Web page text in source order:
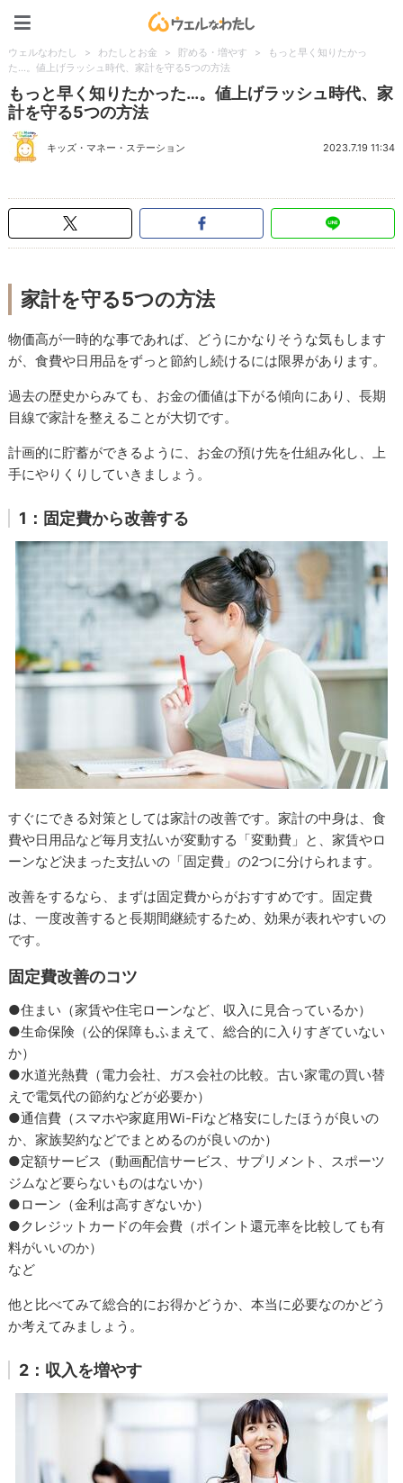
ウェルなわたし > わたしとお金 > 貯める・増やす >
もっと早く知りたかっ
た…。値上げラッシュ時代、家計を守る5つの方法
もっと早く知りたかった…。値上げラッシュ時代、家
計を守る5つの方法
キッズ・マネー・ステーション 2023.7.19 11:34
家計を守る5つの方法
物価高が一時的な事であれば、どうにかなりそうな気もします
が、食費や日用品をずっと節約し続けるには限界があります。
過去の歴史からみても、お金の価値は下がる傾向にあり、長期
目線で家計を整えることが大切です。
計画的に貯蓄ができるように、お金の預け先を仕組み化し、上
手にやりくりしていきましょう。
1：固定費から改善する
すぐにできる対策としては家計の改善です。家計の中身は、食
費や日用品など毎月支払いが変動する「変動費」と、家賃やロ
ーンなど決まった支払いの「固定費」の2つに分けられます。
改善をするなら、まずは固定費からがおすすめです。固定費
は、一度改善すると長期間継続するため、効果が表れやすいの
です。
固定費改善のコツ
●住まい（家賃や住宅ローンなど、収入に見合っているか）
●生命保険（公的保障もふまえて、総合的に入りすぎていない
か）
●水道光熱費（電力会社、ガス会社の比較。古い家電の買い替
えで電気代の節約などが必要か）
●通信費（スマホや家庭用Wi-Fiなど格安にしたほうが良いの
か、家族契約などでまとめるのが良いのか）
●定額サービス（動画配信サービス、サプリメント、スポーツ
ジムなど要らないものはないか）
●ローン（金利は高すぎないか）
●クレジットカードの年会費（ポイント還元率を比較しても有
料がいいのか）
など
他と比べてみて総合的にお得かどうか、本当に必要なのかどう
か考えてみましょう。
2：収入を増やす